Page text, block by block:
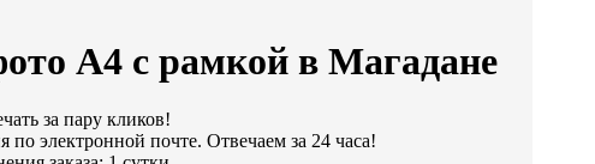
А4 с рамкой в Магадане
за пару кликов!
по электронной почте. Отвечаем за 24 часа!